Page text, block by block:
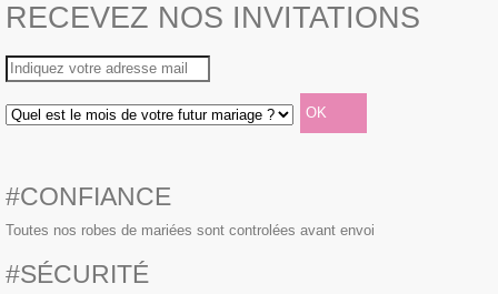
RECEVEZ NOS INVITATIONS
#CONFIANCE
Toutes nos robes de mariées sont controlées avant envoi
#SÉCURITÉ